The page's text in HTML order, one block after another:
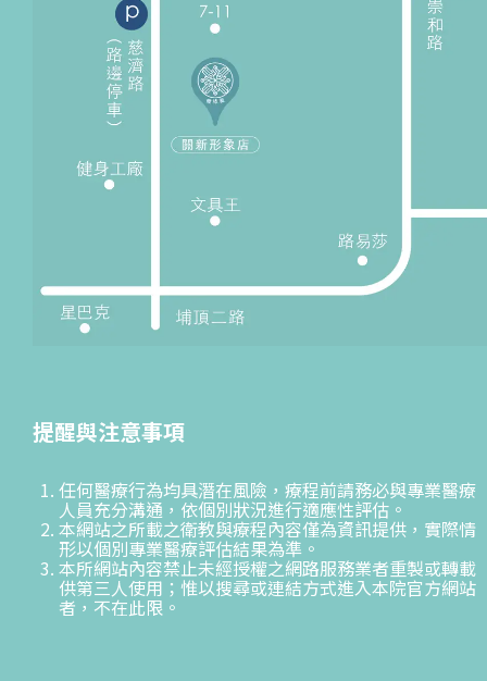
提醒與注意事項
任何醫療行為均具潛在風險，療程前請務必與專業醫療
人員充分溝通，依個別狀況進行適應性評估。
本網站之所載之衛教與療程內容僅為資訊提供，實際情
形以個別專業醫療評估結果為準。
本所網站內容禁止未經授權之網路服務業者重製或轉載
供第三人使用；惟以搜尋或連結方式進入本院官方網站
者，不在此限。